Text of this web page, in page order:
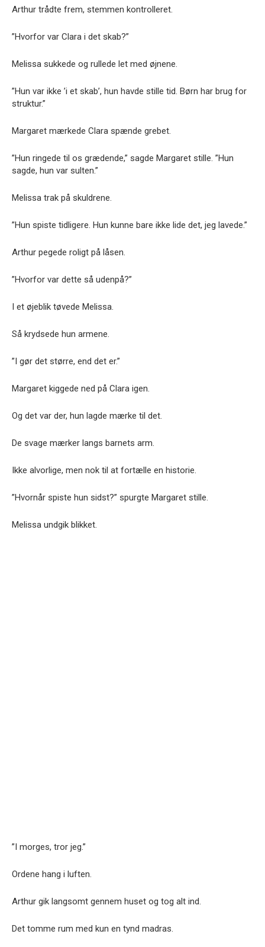
Arthur trådte frem, stemmen kontrolleret.
”Hvorfor var Clara i det skab?”
Melissa sukkede og rullede let med øjnene.
”Hun var ikke ’i et skab’, hun havde stille tid. Børn har brug for
struktur.”
Margaret mærkede Clara spænde grebet.
”Hun ringede til os grædende,” sagde Margaret stille. ”Hun
sagde, hun var sulten.”
Melissa trak på skuldrene.
”Hun spiste tidligere. Hun kunne bare ikke lide det, jeg lavede.”
Arthur pegede roligt på låsen.
”Hvorfor var dette så udenpå?”
I et øjeblik tøvede Melissa.
Så krydsede hun armene.
”I gør det større, end det er.”
Margaret kiggede ned på Clara igen.
Og det var der, hun lagde mærke til det.
De svage mærker langs barnets arm.
Ikke alvorlige, men nok til at fortælle en historie.
”Hvornår spiste hun sidst?” spurgte Margaret stille.
Melissa undgik blikket.
”I morges, tror jeg.”
Ordene hang i luften.
Arthur gik langsomt gennem huset og tog alt ind.
Det tomme rum med kun en tynd madras.